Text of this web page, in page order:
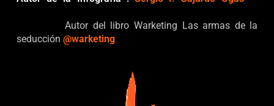
84622129Autor del libro Warketing Las armas de la
seducción @warketing